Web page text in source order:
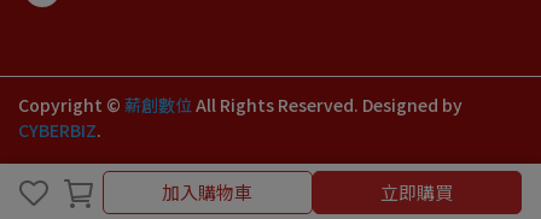
加入購物車 立即購買
Copyright © 薪創數位 All Rights Reserved. Designed by
CYBERBIZ.